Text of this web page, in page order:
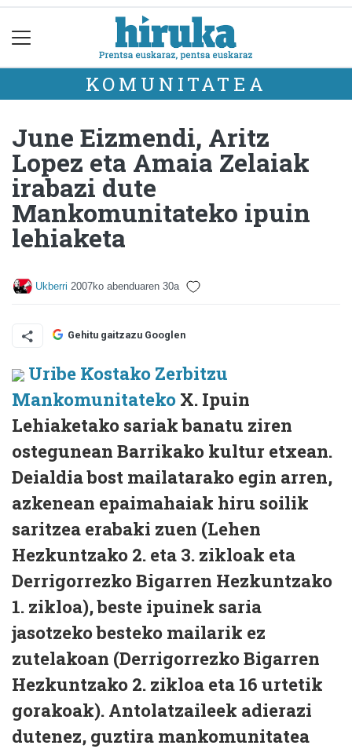
KOMUNITATEA
June Eizmendi, Aritz
Lopez eta Amaia Zelaiak
irabazi dute
Mankomunitateko ipuin
lehiaketa
Ukberri 2007ko abenduaren 30a
Gehitu gaitzazu Googlen
Uribe Kostako Zerbitzu
Mankomunitateko X. Ipuin
Lehiaketako sariak banatu ziren
ostegunean Barrikako kultur etxean.
Deialdia bost mailatarako egin arren,
azkenean epaimahaiak hiru soilik
saritzea erabaki zuen (Lehen
Hezkuntzako 2. eta 3. zikloak eta
Derrigorrezko Bigarren Hezkuntzako
1. zikloa), beste ipuinek saria
jasotzeko besteko mailarik ez
zutelakoan (Derrigorrezko Bigarren
Hezkuntzako 2. zikloa eta 16 urtetik
gorakoak). Antolatzaileek adierazi
dutenez, guztira mankomunitatea